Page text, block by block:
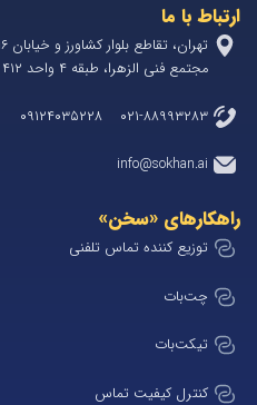
ارتباط با ما
مجتمع فنی الزهرا، طبقه ۴ واحد ۴۱۲
۰۲۱-۸۸۹۹۳۲۸۳ ۰۹۱۲۴۰۳۵۲۲۸
info@sokhan.ai
راهکارهای «سخن»
توزیع کننده تماس تلفنی
چت‌بات
تیکت‌بات
کنترل کیفیت تماس